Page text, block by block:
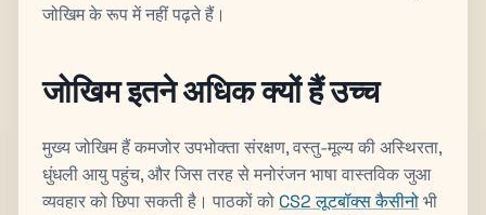
जोखिम के रूप में नहीं पढ़ते हैं।
जोखिम इतने अधिक क्यों हैं उच्च
मुख्य जोखिम हैं कमजोर उपभोक्ता संरक्षण, वस्तु-मूल्य की अस्थिरता,
धुंधली आयु पहुंच, और जिस तरह से मनोरंजन भाषा वास्तविक जुआ
व्यवहार को छिपा सकती है। पाठकों को CS2 लूटबॉक्स कैसीनोभी